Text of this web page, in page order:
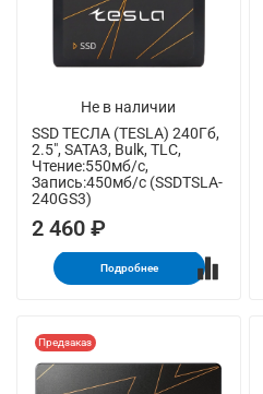
Не в наличии
SSD ТЕСЛА (TESLA) 240Гб,
2.5", SATA3, Bulk, TLC,
Чтение:550мб/с,
Запись:450мб/с (SSDTSLA-
240GS3)
2 460 ₽
Подробнее
Предзаказ